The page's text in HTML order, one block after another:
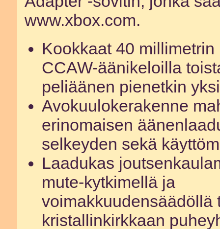
www.xbox.com.
Kookkaat 40 millimetrin
CCAW-äänikeloilla
peliäänen pienetkin
Avokuulokerakenne
erinomaisen
selkeyden sekä
Laadukas
mute-kytkimellä ja
voimakkuudensäädöllä
kristallinkirkkaan